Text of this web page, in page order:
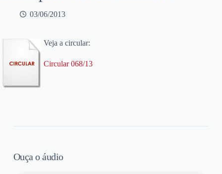
03/06/2013
Veja a circular:
Circular 068/13
Ouça o áudio